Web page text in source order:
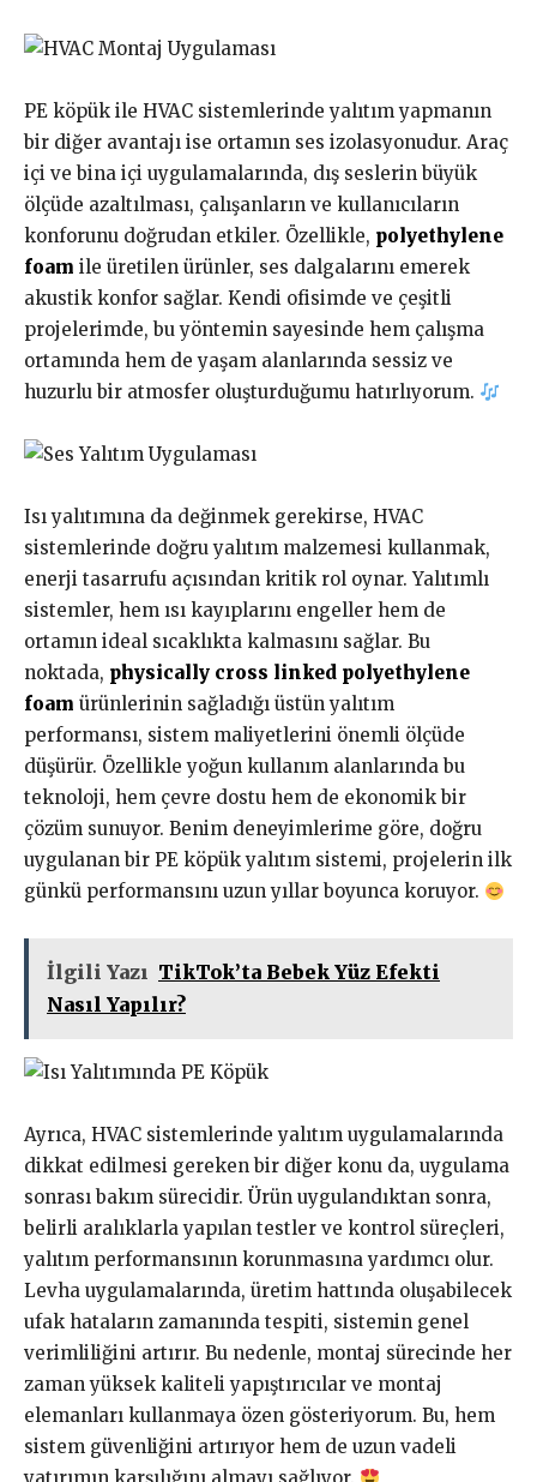
PE köpük ile HVAC sistemlerinde yalıtım yapmanın
bir diğer avantajı ise ortamın ses izolasyonudur. Araç
içi ve bina içi uygulamalarında, dış seslerin büyük
ölçüde azaltılması, çalışanların ve kullanıcıların
konforunu doğrudan etkiler. Özellikle, polyethylene
foam ile üretilen ürünler, ses dalgalarını emerek
akustik konfor sağlar. Kendi ofisimde ve çeşitli
projelerimde, bu yöntemin sayesinde hem çalışma
ortamında hem de yaşam alanlarında sessiz ve
huzurlu bir atmosfer oluşturduğumu hatırlıyorum.
Isı yalıtımına da değinmek gerekirse, HVAC
sistemlerinde doğru yalıtım malzemesi kullanmak,
enerji tasarrufu açısından kritik rol oynar. Yalıtımlı
sistemler, hem ısı kayıplarını engeller hem de
ortamın ideal sıcaklıkta kalmasını sağlar. Bu
noktada, physically cross linked polyethylene
foam ürünlerinin sağladığı üstün yalıtım
performansı, sistem maliyetlerini önemli ölçüde
düşürür. Özellikle yoğun kullanım alanlarında bu
teknoloji, hem çevre dostu hem de ekonomik bir
çözüm sunuyor. Benim deneyimlerime göre, doğru
uygulanan bir PE köpük yalıtım sistemi, projelerin ilk
günkü performansını uzun yıllar boyunca koruyor.
İlgili Yazı TikTok’ta Bebek Yüz Efekti
Nasıl Yapılır?
Ayrıca, HVAC sistemlerinde yalıtım uygulamalarında
dikkat edilmesi gereken bir diğer konu da, uygulama
sonrası bakım sürecidir. Ürün uygulandıktan sonra,
belirli aralıklarla yapılan testler ve kontrol süreçleri,
yalıtım performansının korunmasına yardımcı olur.
Levha uygulamalarında, üretim hattında oluşabilecek
ufak hataların zamanında tespiti, sistemin genel
verimliliğini artırır. Bu nedenle, montaj sürecinde her
zaman yüksek kaliteli yapıştırıcılar ve montaj
elemanları kullanmaya özen gösteriyorum. Bu, hem
sistem güvenliğini artırıyor hem de uzun vadeli